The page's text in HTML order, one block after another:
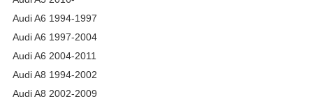
Audi A6 1994-1997
Audi A6 1997-2004
Audi A6 2004-2011
Audi A8 1994-2002
Audi A8 2002-2009